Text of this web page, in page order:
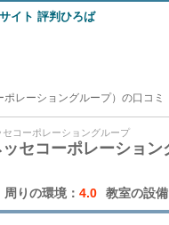
レーショングループ）の口コミ
コーポレーショングループ
セコーポレーション
周りの環境： 4.0 教室の設備